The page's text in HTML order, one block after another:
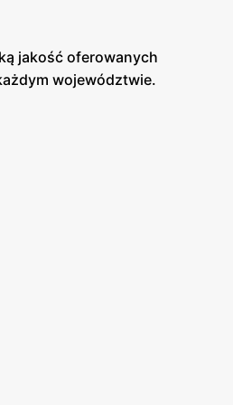
jakość oferowanych
województwie.
w placówkach sieci.
o obowiązującej